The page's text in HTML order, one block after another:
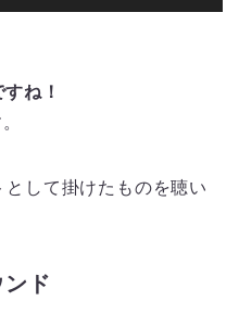
ね！
して掛けたものを聴い
ド